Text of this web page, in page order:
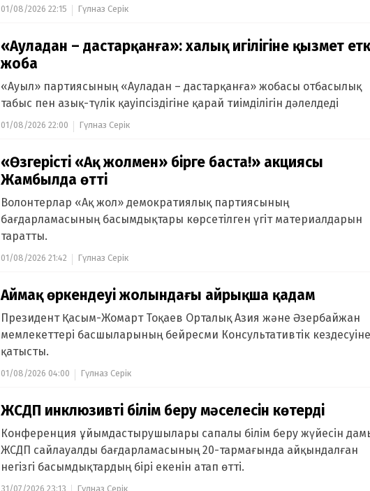
01/08/2026 22:15 Гүлназ Серік
«Ауладан – дастарқанға»: халық игілігіне қызмет
жоба
«Ауыл» партиясының «Ауладан – дастарқанға» жобасы отбасылық
табыс пен азық-түлік қауіпсіздігіне қарай тиімділігін дәлелдеді
01/08/2026 22:00 Гүлназ Серік
«Өзгерісті «Ақ жолмен» бірге баста!» акциясы
Жамбылда өтті
Волонтерлар «Ақ жол» демократиялық партиясының
бағдарламасының басымдықтары көрсетілген үгіт материалдарын
таратты.
01/08/2026 21:42 Гүлназ Серік
Аймақ өркендеуі жолындағы айрықша қадам
Президент Қасым-Жомарт Тоқаев Орталық Азия және Әзербайжан
мемлекеттері басшыларының бейресми Консультативтік кездесуіне
қатысты.
01/08/2026 04:00 Гүлназ Серік
ЖСДП инклюзивті білім беру мәселесін көтерді
Конференция ұйымдастырушылары сапалы білім беру жүйесін
ЖСДП сайлауалды бағдарламасының 20-тармағында айқындалған
негізгі басымдықтардың бірі екенін атап өтті.
31/07/2026 23:13 Гүлназ Серік